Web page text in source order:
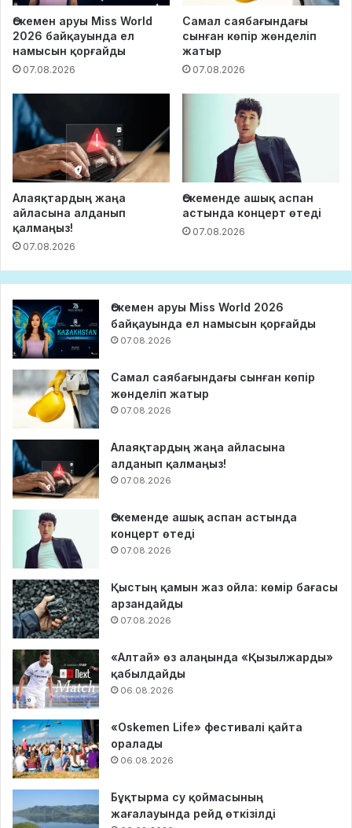
Өскемен аруы Miss World
2026 байқауында ел
намысын қорғайды
07.08.2026
Самал саябағындағы
сынған көпір жөнделіп
жатыр
07.08.2026
Алаяқтардың жаңа
айласына алданып
қалмаңыз!
07.08.2026
Өскеменде ашық аспан
астында концерт өтеді
07.08.2026
Өскемен аруы Miss World 2026
байқауында ел намысын қорғайды
07.08.2026
Самал саябағындағы сынған көпір
жөнделіп жатыр
07.08.2026
Алаяқтардың жаңа айласына
алданып қалмаңыз!
07.08.2026
Өскеменде ашық аспан астында
концерт өтеді
07.08.2026
Қыстың қамын жаз ойла: көмір бағасы
арзандайды
07.08.2026
«Алтай» өз алаңында «Қызылжарды»
қабылдайды
06.08.2026
«Oskemen Life» фестивалі қайта
оралады
06.08.2026
Бұқтырма су қоймасының
жағалауында рейд өткізілді